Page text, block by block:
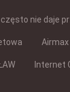
nie daje
Internet